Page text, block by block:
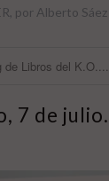
por Alberto
7 de